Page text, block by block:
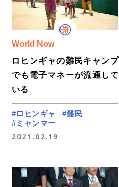
World Now
ロヒンギャの難民キャンプ
でも電子マネーが流通して
いる
#ロヒンギャ
#難民
#ミャンマー
2021.02.19